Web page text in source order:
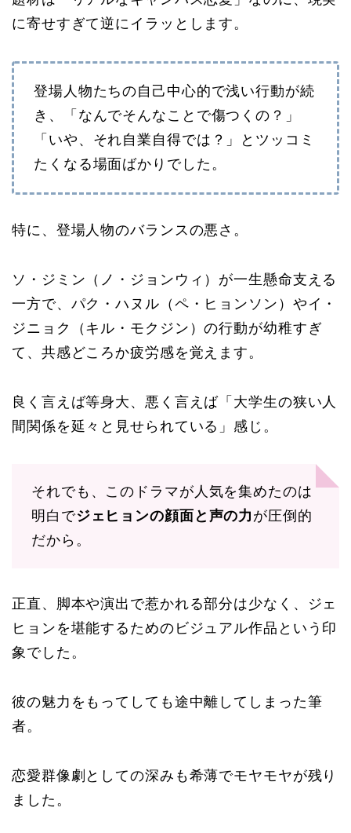
に寄せすぎて逆にイラッとします。
登場人物たちの自己中心的で浅い行動が続
き、「なんでそんなことで傷つくの？」
「いや、それ自業自得では？」とツッコミ
たくなる場面ばかりでした。
特に、登場人物のバランスの悪さ。
ソ・ジミン（ノ・ジョンウィ）が一生懸命支える
一方で、パク・ハヌル（ペ・ヒョンソン）やイ・
ジニョク（キル・モクジン）の行動が幼稚すぎ
て、共感どころか疲労感を覚えます。
良く言えば等身大、悪く言えば「大学生の狭い人
間関係を延々と見せられている」感じ。
それでも、このドラマが人気を集めたのは
明白でジェヒョンの顔面と声の力 が圧倒的
だから。
正直、脚本や演出で惹かれる部分は少なく、ジェ
ヒョンを堪能するためのビジュアル作品という印
象でした。
彼の魅力をもってしても途中離してしまった筆
者。
恋愛群像劇としての深みも希薄でモヤモヤが残り
ました。